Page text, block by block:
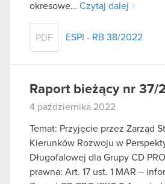
okresowe… Czytaj dalej
PDF ESPI - RB 38/2022
Raport bieżący nr 37/
4 października 2022
Temat: Przyjęcie przez Zarząd
Kierunków Rozwoju w
Długofalowej dla Grupy CD
prawna: Art. 17 ust. 1 MAR –